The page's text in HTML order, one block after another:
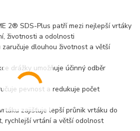
2® SDS-Plus patří mezi nejlepší vrtáky
životnosti a odolnosti
dlouhou životnost a větší
drážky umožňuje účinný odběr
pevnost a redukuje počet
zajišťuje lepší průnik vrtáku do
rychlejší vrtání a větší odolnost